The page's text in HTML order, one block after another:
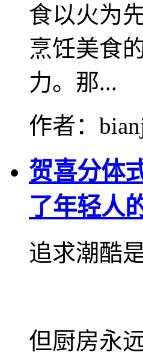
食以火为
烹饪美食
力。那...
作者：
贺喜分体
了年轻人
追求潮酷
但厨房永